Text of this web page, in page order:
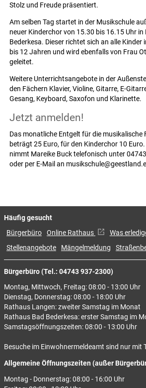
Stolz und Freude präsentiert.
Am selben Tag startet in der Musikschule
neuer Kinderchor von 15.30 bis 16.15 Uhr in
Bederkesa. Dieser richtet sich an alle Kinder
bis 12 Jahren und wird ebenfalls von Frau
geleitet.
Weitere Unterrichtsangebote in der
den Fächern Klavier, Violine, Gitarre, E-
Gesang, Keyboard, Saxofon und Klarinette.
Jetzt anmelden!
Das monatliche Entgelt für die musikalische
beträgt 25 Euro, für den Kinderchor 10
nimmt Mareike Buck telefonisch unter
oder per E-Mail an
Bürgerbüro (Tel.: 04743 937-2300)
Montag, Mittwoch, Freitag: 08:00 - 13:00 Uhr
Dienstag, Donnerstag: 08:00 - 18:00 Uhr
Rathaus Langen: zweiter Samstag im Monat
Rathaus Bad Bederkesa: erster Samstag im
Samstagsöffnungszeiten: 08:00 - 13:00 Uhr
Besuche im Einwohnermeldeamt sind nur mit
Allgemeine Öffnungszeiten (außer
Montag - Donnerstag: 08:00 - 16:00 Uhr
Häufig gesucht
Bürgerbüro Online Rathaus
Was
Stellenangebote
Mängelmeldung